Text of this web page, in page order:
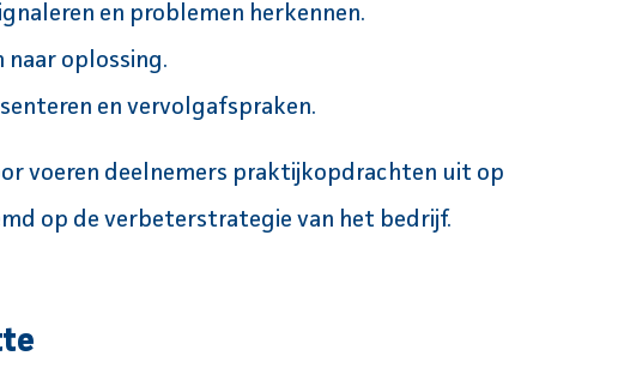
en problemen herkennen.
naar oplossing.
en vervolgafspraken.
voeren deelnemers praktijkopdrachten uit op
op de verbeterstrategie van het bedrijf.